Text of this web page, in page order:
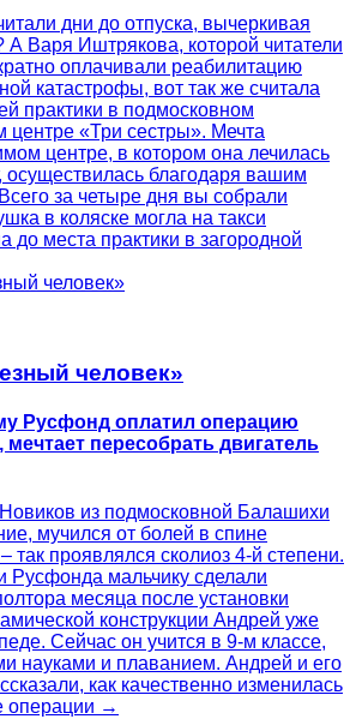
дни до отпуска, вычеркивая
А Варя Иштрякова, которой читатели
оплачивали реабилитацию
катастрофы, вот так же считала
практики в подмосковном
центре «Три сестры». Мечта
центре, в котором она лечилась
осуществилась благодаря вашим
за четыре дня вы собрали
в коляске могла на такси
до места практики в загородной
человек»
Русфонд оплатил операцию
мечтает пересобрать двигатель
из подмосковной Балашихи
мучился от болей в спине
так проявлялся сколиоз 4-й степени.
Русфонда мальчику сделали
месяца после установки
конструкции Андрей уже
Сейчас он учится в 9-м классе,
науками и плаванием. Андрей и его
как качественно изменилась
операции →